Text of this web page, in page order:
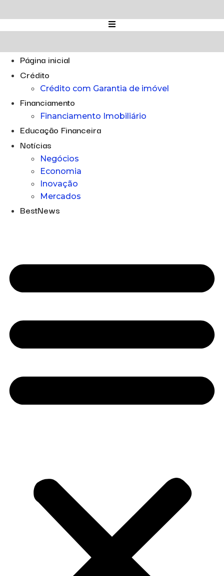
para
o
Página inicial
Crédito
Crédito com Garantia de imóvel
Financiamento
Financiamento Imobiliário
Educação Financeira
Notícias
Negócios
Economia
Inovação
Mercados
BestNews